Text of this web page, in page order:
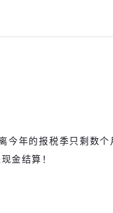
今年的报税季只剩数
金结算！